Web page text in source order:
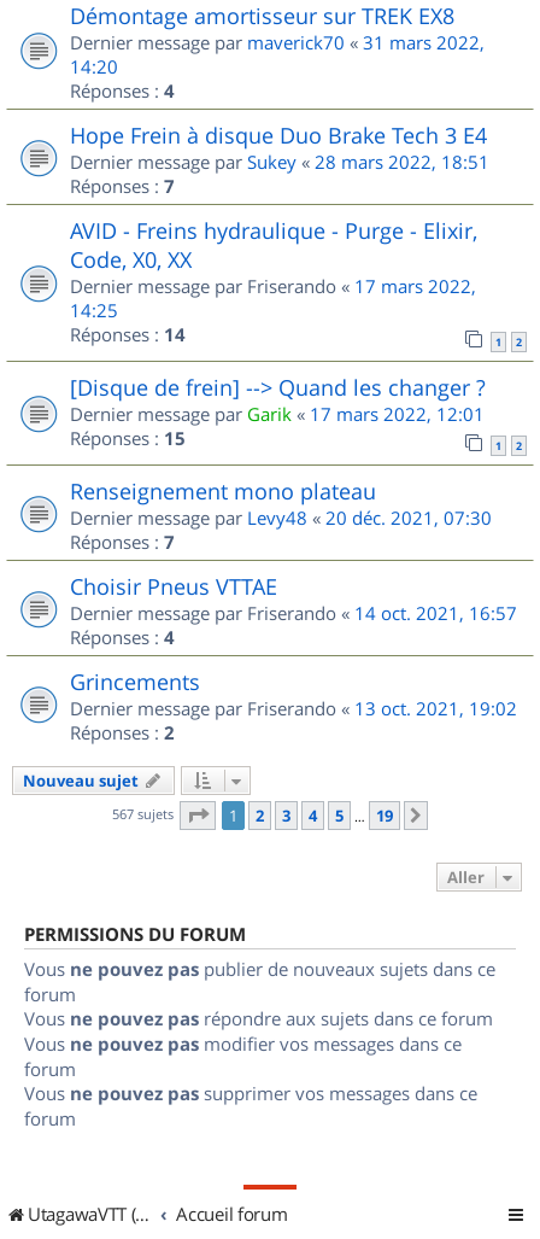
Démontage amortisseur sur TREK EX8
Dernier message par maverick70 « 31 mars 2022,
14:20
Réponses : 4
Hope Frein à disque Duo Brake Tech 3 E4
Dernier message par Sukey « 28 mars 2022, 18:51
Réponses : 7
AVID - Freins hydraulique - Purge - Elixir,
Code, X0, XX
Dernier message par Friserando « 17 mars 2022,
14:25
Réponses : 14 1 2
[Disque de frein] --> Quand les changer ?
Dernier message par Garik « 17 mars 2022, 12:01
Réponses : 15 1 2
Renseignement mono plateau
Dernier message par Levy48 « 20 déc. 2021, 07:30
Réponses : 7
Choisir Pneus VTTAE
Dernier message par Friserando « 14 oct. 2021, 16:57
Réponses : 4
Grincements
Dernier message par Friserando « 13 oct. 2021, 19:02
Réponses : 2
Nouveau sujet
567 sujets Page 1sur
1 2 3 4 5 … 19
Aller
PERMISSIONS DU FORUM
Vous ne pouvez pas publier de nouveaux sujets dans ce
forum
Vous ne pouvez pas répondre aux sujets dans ce forum
Vous ne pouvez pas modifier vos messages dans ce
forum
Vous ne pouvez pas supprimer vos messages dans ce
forum
UtagawaVTT (Randos VTT et VTTAE avec traces GPS) Accueil forum